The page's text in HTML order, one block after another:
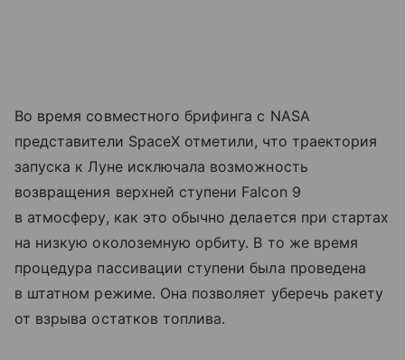
Во время совместного брифинга с NASA
представители SpaceX отметили, что траектория
запуска к Луне исключала возможность
возвращения верхней ступени Falcon 9
в атмосферу, как это обычно делается при стартах
на низкую околоземную орбиту. В то же время
процедура пассивации ступени была проведена
в штатном режиме. Она позволяет уберечь ракету
от взрыва остатков топлива.